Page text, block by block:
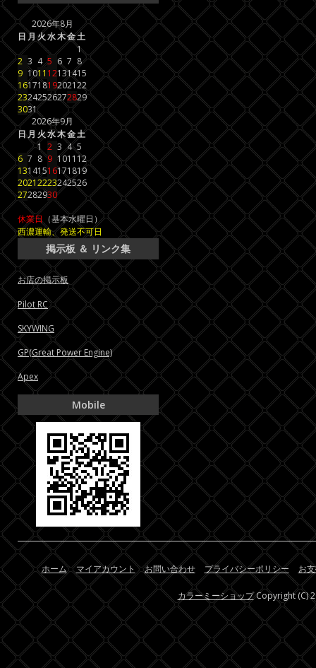
2026年8月
日月火水木金土
1
2 3 4 5 6 7 8
9 1011 12131415
16171819202122
23242526272829
3031
2026年9月
日月 火水木金土
1 2 3 4 5
6 7 8 9 1011 12
13141516171819
20212223242526
27282930
休業日 （基本水曜日）
西濃運輸、発送不可日
掲示板 ＆ リンク集
お店の掲示板
Pilot RC
SKYWING
GP(Great Power Engine)
Apex
Mobile
ホーム マイアカウント お問い合わせ プライバシーポリシー お
カラーミーショップCopyright (C)